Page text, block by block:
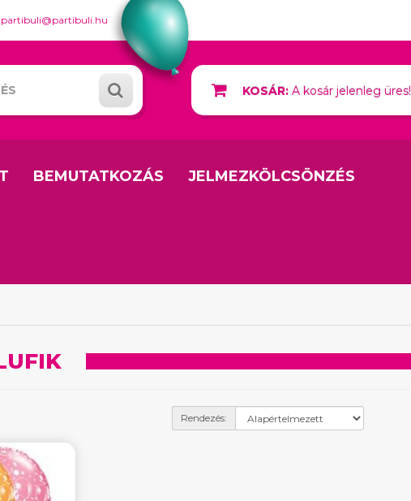
partibuli@partibuli.hu
KOSÁR: A kosár jelenleg üres!
BEMUTATKOZÁS JELMEZKÖLCSÖNZÉS
Rendezés: